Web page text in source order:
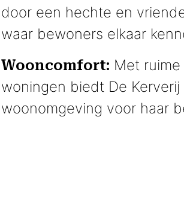
door een hechte en
waar bewoners elkaar
Wooncomfort: Met
woningen biedt De
woonomgeving voor haar